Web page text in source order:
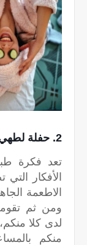
2. حفلة لطهي الطعام
تعد فكرة
الأفكار
الاطعمة
ومن ثم
لدى كلا
منكم